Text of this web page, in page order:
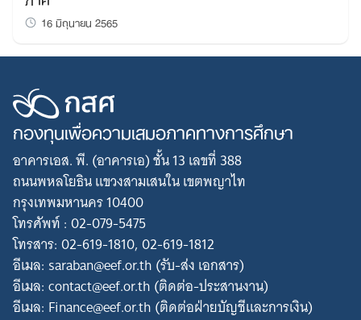
16 มิถุนายน 2565
กองทุนเพื่อความเสมอภาคทางการศึกษา
อาคารเอส. พี. (อาคารเอ) ชั้น 13 เลขที่ 388
ถนนพหลโยธิน แขวงสามเสนใน เขตพญาไท
กรุงเทพมหานคร 10400
โทรศัพท์ : 02-079-5475
โทรสาร: 02-619-1810, 02-619-1812
อีเมล: saraban@eef.or.th (รับ-ส่ง เอกสาร)
อีเมล: contact@eef.or.th (ติดต่อ-ประสานงาน)
อีเมล: Finance@eef.or.th (ติดต่อฝ่ายบัญชีและการเงิน)